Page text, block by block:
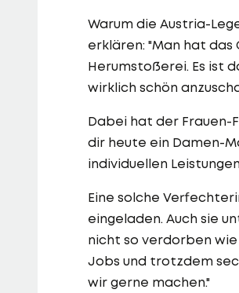
Warum die Austria-
erklären: "Man hat das
Herumstoßerei. Es ist
wirklich schön
Dabei hat der Frauen-
dir heute ein Damen-
individuellen
Eine solche
eingeladen. Auch sie
nicht so verdorben wie
Jobs und trotzdem
wir gerne machen."